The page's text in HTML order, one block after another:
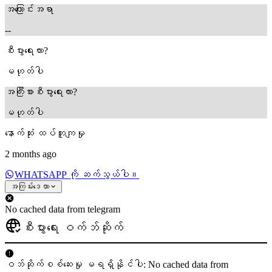
အကြောင်းအရာ
--
စီးပွားရေးလား?
မဟုတ်ပါ
အကြီးစားစီးပွားရေးလား?
မဟုတ်ပါ
နောက်ဆုံး ထပ်တူကျမှု
2 months ago
WHATSAPP ကို ဆက်သွယ်ပါ။
အကြမ်းဒေတာ
No cached data from telegram
စီးပွားရေး ဝက်ဘ်ဆိုက်
ဝဘ်ဆိုက်စစ်ဆေးမှု မရရှိနိုင်ပါ: No cached data from